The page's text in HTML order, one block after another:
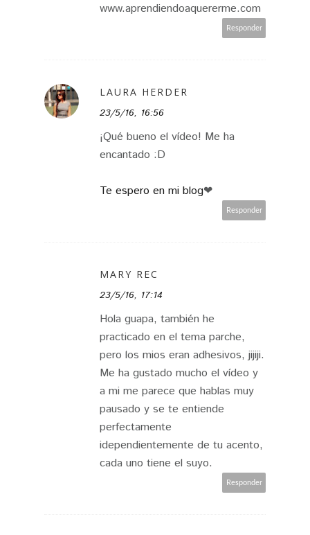
www.aprendiendoaquererme.com
Responder
LAURA HERDER
23/5/16, 16:56
¡Qué bueno el vídeo! Me ha
encantado :D
Te espero en mi blog❤
Responder
MARY REC
23/5/16, 17:14
Hola guapa, también he
practicado en el tema parche,
pero los mios eran adhesivos, jijiji.
Me ha gustado mucho el vídeo y
a mi me parece que hablas muy
pausado y se te entiende
perfectamente
idependientemente de tu acento,
cada uno tiene el suyo.
Responder